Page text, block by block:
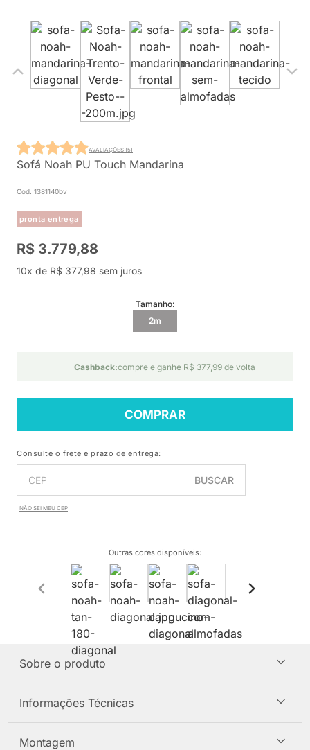
Sofá Noah PU Touch Mandarina
Cod. 1381140bv
pronta entrega
AVALIAÇÕES (5)
R$ 3.779,88
10x de R$ 377,98 sem juros
Tamanho:
2m
Cashback:compre e ganhe R$ 377,99 de volta
COMPRAR
Consulte o frete e prazo de entrega:
BUSCAR
NÃO SEI MEU CEP
Outras cores disponíveis:
Sobre o produto
Informações Técnicas
Montagem